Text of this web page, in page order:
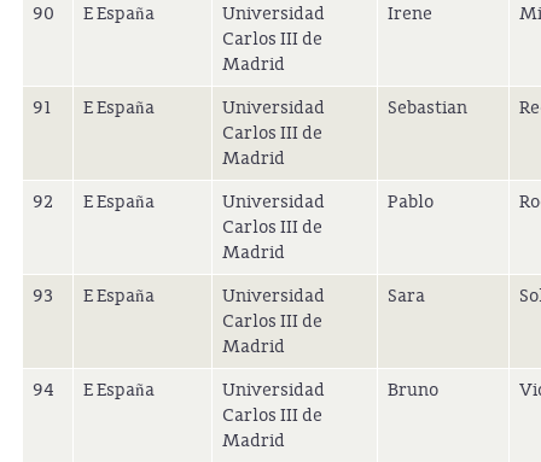
90 E España
Universidad
Carlos III de
Madrid
Irene
91 E España
Universidad
Carlos III de
Madrid
Sebastian
92 E España
Universidad
Carlos III de
Madrid
Pablo
93 E España
Universidad
Carlos III de
Madrid
Sara
94 E España
Universidad
Carlos III de
Madrid
Bruno